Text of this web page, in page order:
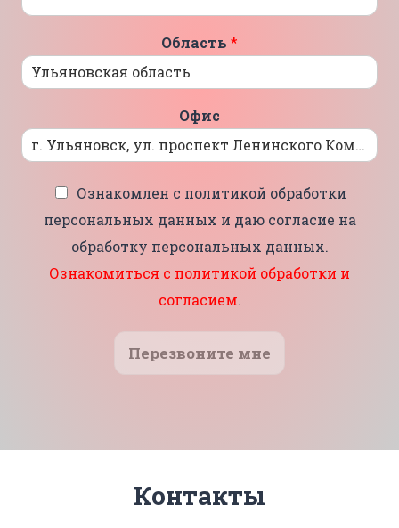
Область *
Офис
Ознакомлен с политикой обработки
персональных данных и даю согласие на
обработку персональных данных.
Ознакомиться с политикой обработки и
согласием.
Перезвоните мне
Контакты